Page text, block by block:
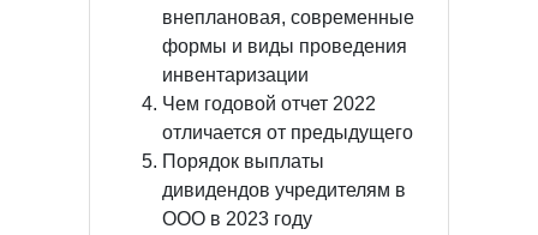
внеплановая, современные
формы и виды проведения
инвентаризации
Чем годовой отчет 2022
отличается от предыдущего
Порядок выплаты
дивидендов учредителям в
ООО в 2023 году